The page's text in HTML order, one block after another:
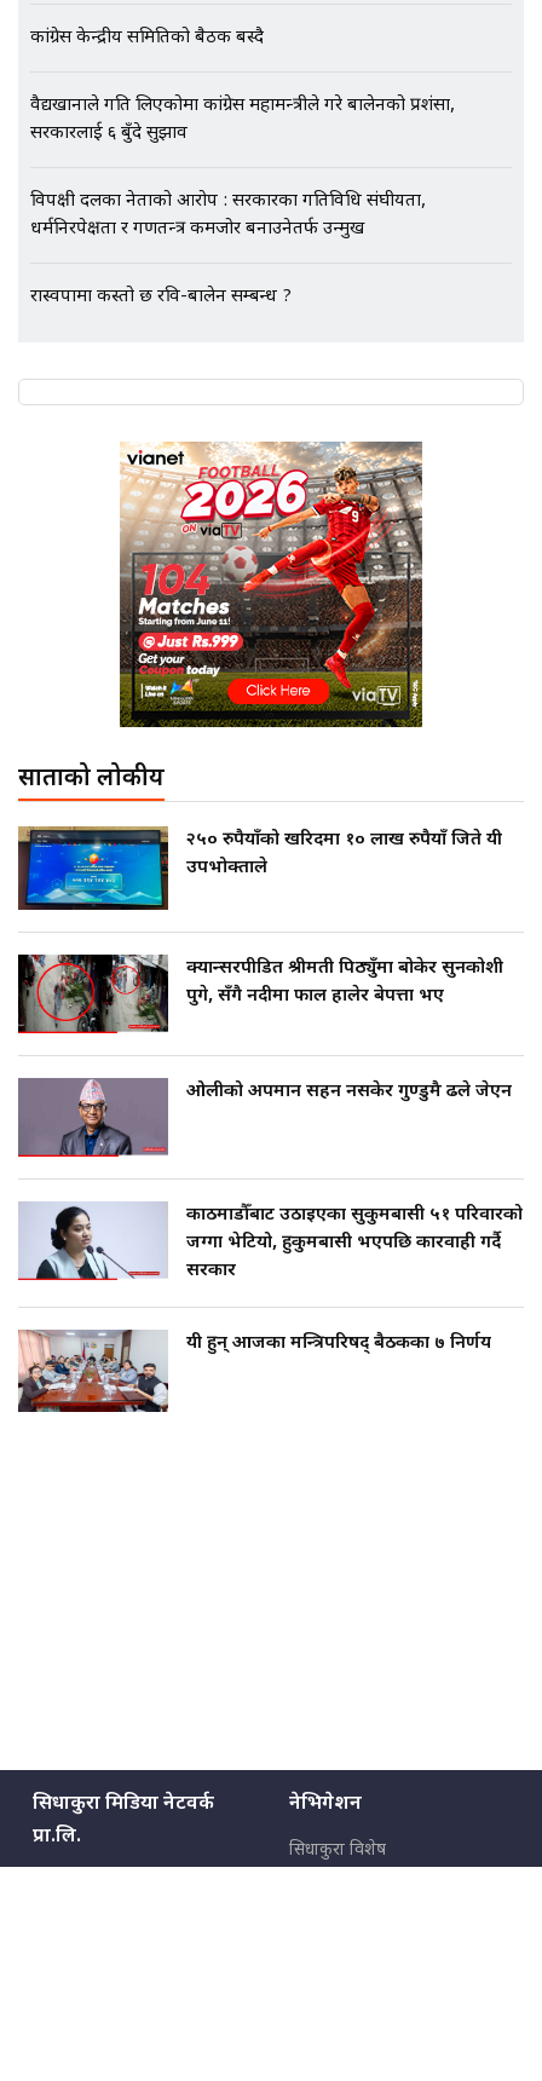
कांग्रेस केन्द्रीय समितिको बैठक बस्दै
वैद्यखानाले गति लिएकोमा कांग्रेस महामन्त्रीले गरे बालेनको प्रशंसा,
सरकारलाई ६ बुँदे सुझाव
विपक्षी दलका नेताको आरोप : सरकारका गतिविधि संघीयता,
धर्मनिरपेक्षता र गणतन्त्र कमजोर बनाउनेतर्फ उन्मुख
रास्वपामा कस्तो छ रवि-बालेन सम्बन्ध ?
साताको लोकप्रीय
२५० रुपैयाँको खरिदमा १० लाख रुपैयाँ जिते यी
उपभोक्ताले
क्यान्सरपीडित श्रीमती पिठ्युँमा बोकेर सुनकोशी
पुगे, सँगै नदीमा फाल हालेर बेपत्ता भए
ओलीको अपमान सहन नसकेर गुण्डुमै ढले जेएन
काठमाडौँबाट उठाइएका सुकुमबासी ५१ परिवारको
जग्गा भेटियो, हुकुमबासी भएपछि कारवाही गर्दै
सरकार
यी हुन् आजका मन्त्रिपरिषद् बैठकका ७ निर्णय
सिधाकुरा मिडिया नेटवर्क
प्रा.लि.
नेभिगेशन
सिधाकुरा विशेष